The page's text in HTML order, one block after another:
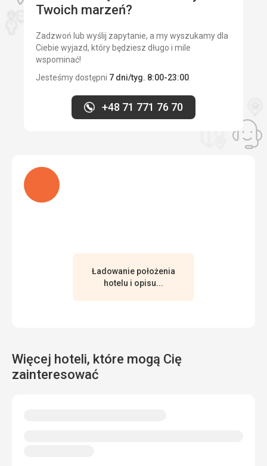
Twoich marzeń?
Zadzwoń lub wyślij zapytanie, a my wyszukamy dla
Ciebie wyjazd, który będziesz długo i mile
wspominać!
Jesteśmy dostępni 7 dni/tyg. 8:00-23:00.
+48 71 771 76 70
Ładuję
Ładowanie położenia
hotelu i opisu...
Więcej hoteli, które mogą Cię
zainteresować